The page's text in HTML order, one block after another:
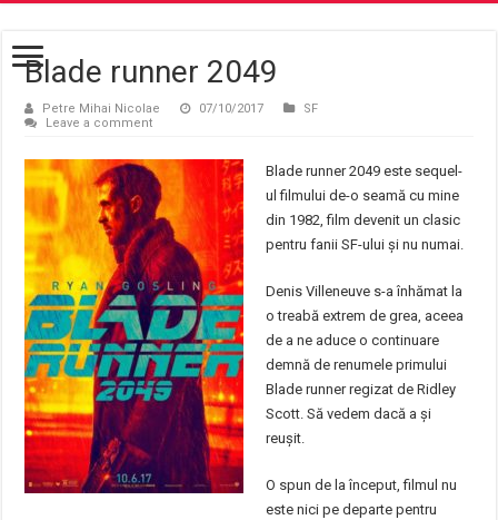
Blade runner 2049
Petre Mihai Nicolae 07/10/2017
SF
Leave a comment
Blade runner 2049 este sequel-
ul filmului de-o seamă cu mine
din 1982, film devenit un clasic
pentru fanii SF-ului și nu numai.
Denis Villeneuve s-a înhămat la
o treabă extrem de grea, aceea
de a ne aduce o continuare
demnă de renumele primului
Blade runner regizat de Ridley
Scott. Să vedem dacă a și
reușit.
O spun de la început, filmul nu
este nici pe departe pentru